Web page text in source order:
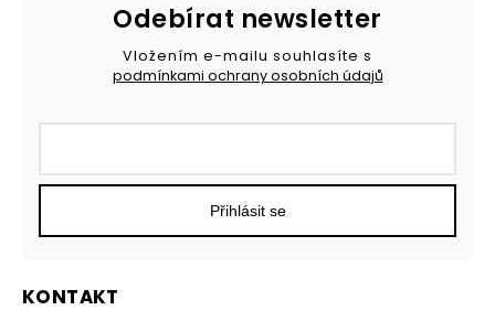
KONTAKT
Odebírat newsletter
Vložením e-mailu souhlasíte s
podmínkami ochrany osobních údajů
Přihlásit se